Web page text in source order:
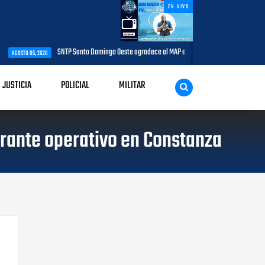
EN VIVO
SNTP Santo Domingo Oeste agradece al MAP e impulsará jornada de capacitación para
JUSTICIA POLICIAL MILITAR
operativo en Constanza